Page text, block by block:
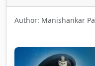
Author: Manishankar